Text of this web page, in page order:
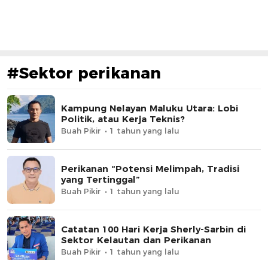
#Sektor perikanan
Kampung Nelayan Maluku Utara: Lobi
Politik, atau Kerja Teknis?
Buah Pikir 1 tahun yang lalu
Perikanan “Potensi Melimpah, Tradisi
yang Tertinggal”
Buah Pikir 1 tahun yang lalu
Catatan 100 Hari Kerja Sherly-Sarbin di
Sektor Kelautan dan Perikanan
Buah Pikir 1 tahun yang lalu